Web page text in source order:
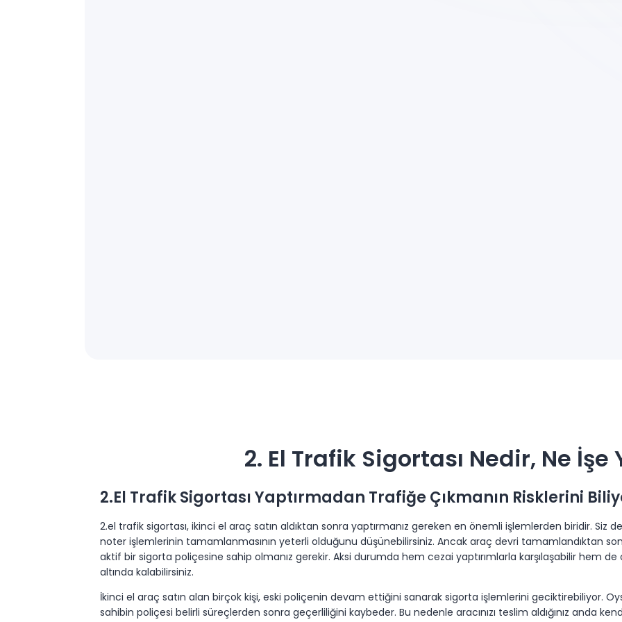
2. El Trafik Sigortası Nedir, Ne İşe
2.El Trafik Sigortası Yaptırmadan Trafiğe Çıkmanın Risklerini
2.el trafik sigortası, ikinci el araç satın aldıktan sonra yaptırmanız gereken en önemli işlemlerden biridir. Siz de
noter işlemlerinin tamamlanmasının yeterli olduğunu düşünebilirsiniz. Ancak araç devri tamamlandıktan
aktif bir sigorta poliçesine sahip olmanız gerekir. Aksi durumda hem cezai yaptırımlarla karşılaşabilir hem
altında kalabilirsiniz.
İkinci el araç satın alan birçok kişi, eski poliçenin devam ettiğini sanarak sigorta işlemlerini geciktirebiliyor.
sahibin poliçesi belirli süreçlerden sonra geçerliliğini kaybeder. Bu nedenle aracınızı teslim aldığınız anda